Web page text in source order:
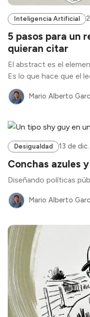
Inteligencia Artificial
5 pasos para un
quieran citar
El abstract es el
Es lo que hace que el
Mario Alberto
Desigualdad 13 de
Conchas azules
Diseñando políticas
Mario Alberto